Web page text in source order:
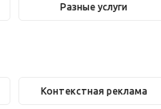
Разные услуги
Контекстная реклама